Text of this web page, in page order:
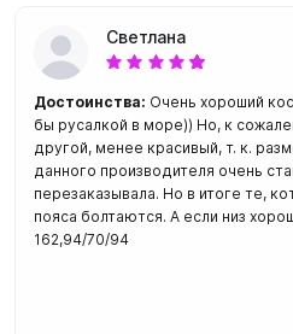
Светлана
Достоинства: Очень хороший
бы русалкой в море)) Но, к
другой, менее красивый, т. к.
данного производителя очень
перезаказывала. Но в итоге те,
пояса болтаются. А если низ
162,94/70/94